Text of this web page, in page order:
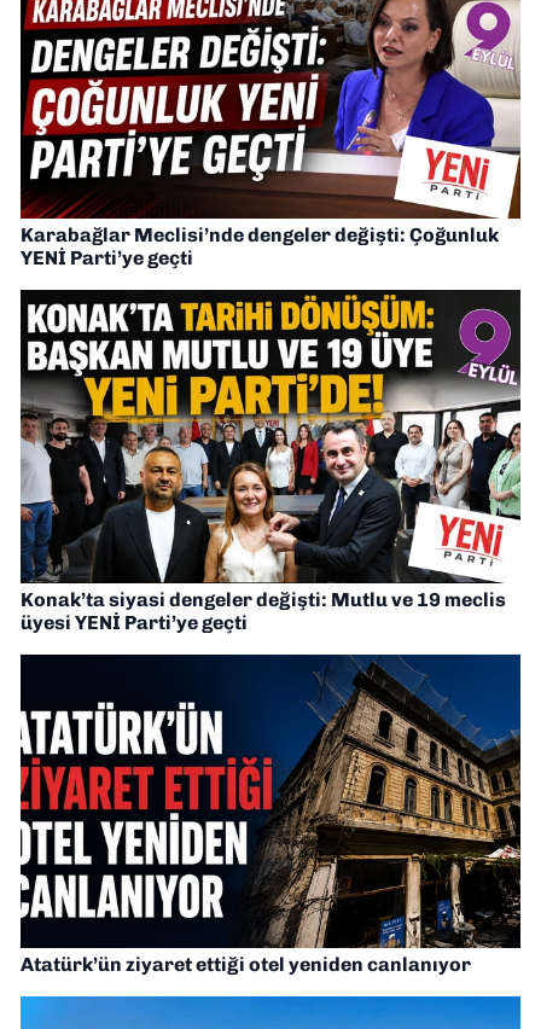
Karabağlar Meclisi’nde dengeler değişti: Çoğunluk
YENİ Parti’ye geçti
Konak’ta siyasi dengeler değişti: Mutlu ve 19 meclis
üyesi YENİ Parti’ye geçti
Atatürk’ün ziyaret ettiği otel yeniden canlanıyor